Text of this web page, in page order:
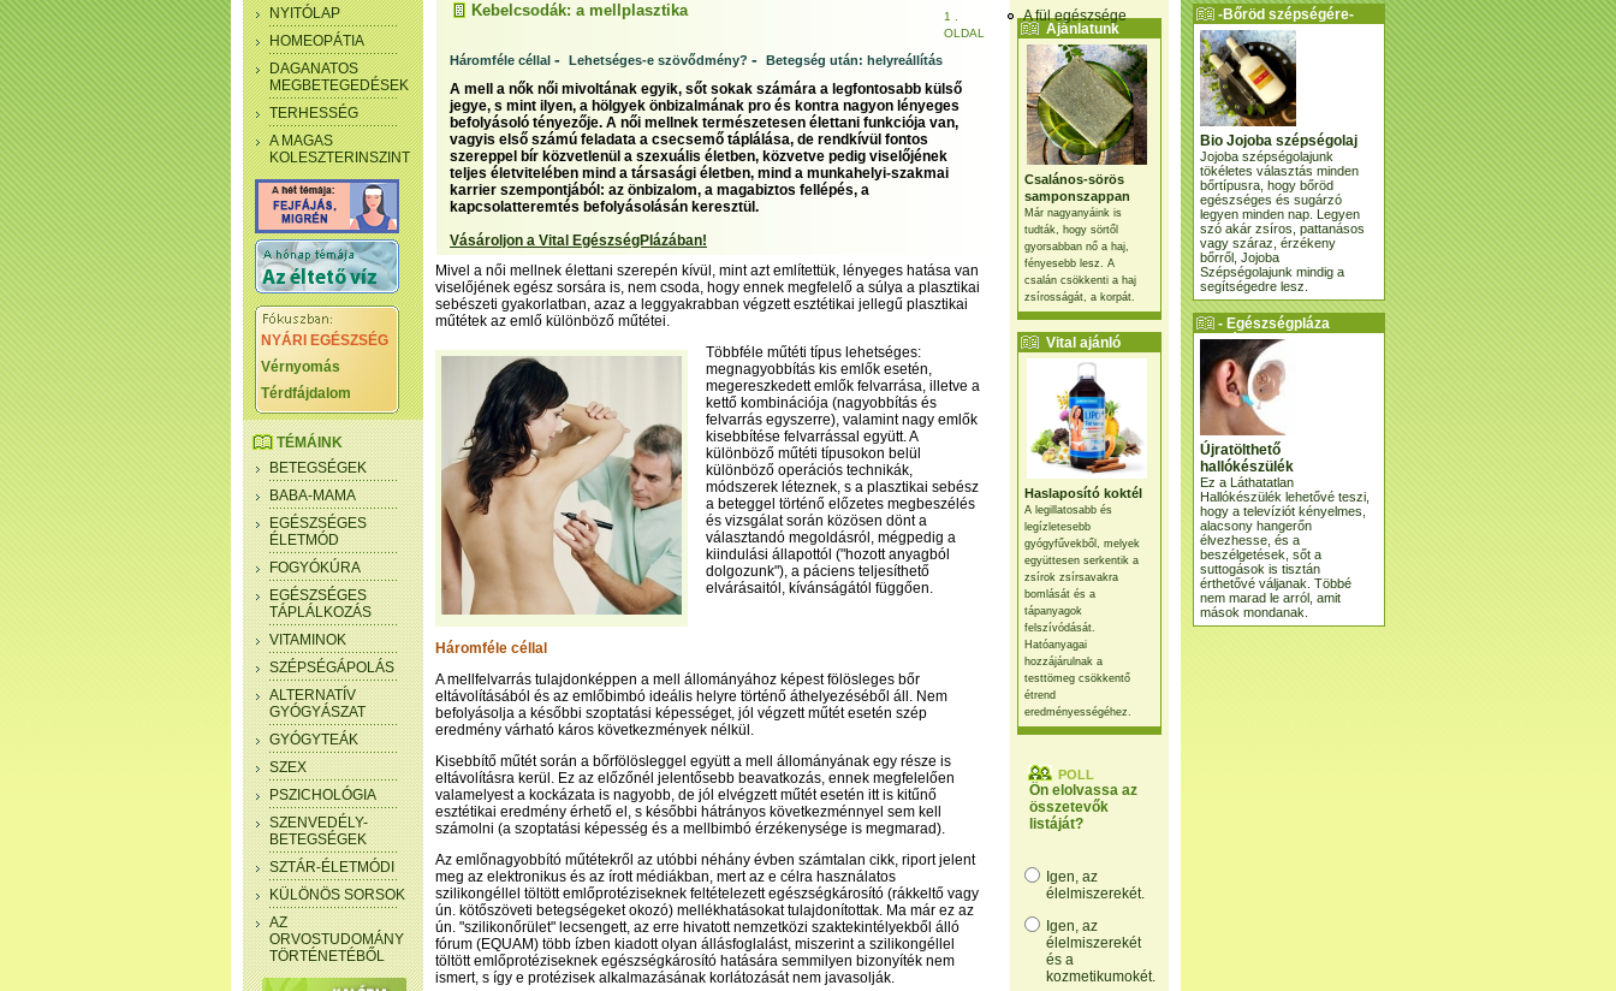
A fül egészsége
Ajánlatunk
Csalános-sörös
samponszappan
Már nagyanyáink is
tudták, hogy sörtől
gyorsabban nő a haj,
fényesebb lesz. A
csalán csökkenti a haj
zsírosságát, a korpát.
Vital ajánló
Haslaposító koktél
A legillatosabb és
legízletesebb
gyógyfűvekből, melyek
együttesen serkentik a
zsírok zsírsavakra
bomlását és a
tápanyagok
felszívódását.
Hatóanyagai
hozzájárulnak a
testtömeg csökkentő
étrend
eredményességéhez.
POLL
Ön elolvassa az
összetevők
listáját?
Igen, az
élelmiszerekét.
Igen, az
élelmiszerekét
és a
kozmetikumokét.
NYITÓLAP
HOMEOPÁTIA
DAGANATOS
MEGBETEGEDÉSEK
TERHESSÉG
A MAGAS
KOLESZTERINSZINT
NYÁRI EGÉSZSÉG
Vérnyomás
Térdfájdalom
TÉMÁINK
BETEGSÉGEK
BABA-MAMA
EGÉSZSÉGES
ÉLETMÓD
FOGYÓKÚRA
EGÉSZSÉGES
TÁPLÁLKOZÁS
VITAMINOK
SZÉPSÉGÁPOLÁS
ALTERNATÍV
GYÓGYÁSZAT
GYÓGYTEÁK
SZEX
PSZICHOLÓGIA
SZENVEDÉLY-
BETEGSÉGEK
SZTÁR-ÉLETMÓDI
KÜLÖNÖS SORSOK
AZ
ORVOSTUDOMÁNY
TÖRTÉNETÉBŐL
Kebelcsodák: a mellplasztika
1 .
OLDAL
Háromféle céllal - Lehetséges-e szövődmény? - Betegség után: helyreállítás
A mell a nők női mivoltának egyik, sőt sokak számára a legfontosabb külső
jegye, s mint ilyen, a hölgyek önbizalmának pro és kontra nagyon lényeges
befolyásoló tényezője. A női mellnek természetesen élettani funkciója van,
vagyis első számú feladata a csecsemő táplálása, de rendkívül fontos
szereppel bír közvetlenül a szexuális életben, közvetve pedig viselőjének
teljes életvitelében mind a társasági életben, mind a munkahelyi-szakmai
karrier szempontjából: az önbizalom, a magabiztos fellépés, a
kapcsolatteremtés befolyásolásán keresztül.
Vásároljon a Vital EgészségPlázában!
Mivel a női mellnek élettani szerepén kívül, mint azt említettük, lényeges hatása van
viselőjének egész sorsára is, nem csoda, hogy ennek megfelelő a súlya a plasztikai
sebészeti gyakorlatban, azaz a leggyakrabban végzett esztétikai jellegű plasztikai
műtétek az emlő különböző műtétei.
Többféle műtéti típus lehetséges:
megnagyobbítás kis emlők esetén,
megereszkedett emlők felvarrása, illetve a
kettő kombinációja (nagyobbítás és
felvarrás egyszerre), valamint nagy emlők
kisebbítése felvarrással együtt. A
különböző műtéti típusokon belül
különböző operációs technikák,
módszerek léteznek, s a plasztikai sebész
a beteggel történő előzetes megbeszélés
és vizsgálat során közösen dönt a
választandó megoldásról, mégpedig a
kiindulási állapottól ("hozott anyagból
dolgozunk"), a páciens teljesíthető
elvárásaitól, kívánságától függően.
Háromféle céllal
A mellfelvarrás tulajdonképpen a mell állományához képest fölösleges bőr
eltávolításából és az emlőbimbó ideális helyre történő áthelyezéséből áll. Nem
befolyásolja a későbbi szoptatási képességet, jól végzett műtét esetén szép
eredmény várható káros következmények nélkül.
Kisebbítő műtét során a bőrfölösleggel együtt a mell állományának egy része is
eltávolításra kerül. Ez az előzőnél jelentősebb beavatkozás, ennek megfelelően
valamelyest a kockázata is nagyobb, de jól elvégzett műtét esetén itt is kitűnő
esztétikai eredmény érhető el, s későbbi hátrányos következménnyel sem kell
számolni (a szoptatási képesség és a mellbimbó érzékenysége is megmarad).
Az emlőnagyobbító műtétekről az utóbbi néhány évben számtalan cikk, riport jelent
meg az elektronikus és az írott médiákban, mert az e célra használatos
szilikongéllel töltött emlőprotéziseknek feltételezett egészségkárosító (rákkeltő vagy
ún. kötőszöveti betegségeket okozó) mellékhatásokat tulajdonítottak. Ma már ez az
ún. "szilikonőrület" lecsengett, az erre hivatott nemzetközi szaktekintélyekből álló
fórum (EQUAM) több ízben kiadott olyan állásfoglalást, miszerint a szilikongéllel
töltött emlőprotéziseknek egészségkárosító hatására semmilyen bizonyíték nem
ismert, s így e protézisek alkalmazásának korlátozását nem javasolják.
-Bőröd szépségére-
Bio Jojoba szépségolaj
Jojoba szépségolajunk
tökéletes választás minden
bőrtípusra, hogy bőröd
egészséges és sugárzó
legyen minden nap. Legyen
szó akár zsíros, pattanásos
vagy száraz, érzékeny
bőrről, Jojoba
Szépségolajunk mindig a
segítségedre lesz.
- Egészségpláza
ajánlatunk -
Újratölthető
hallókészülék
Ez a Láthatatlan
Hallókészülék lehetővé teszi,
hogy a televíziót kényelmes,
alacsony hangerőn
élvezhesse, és a
beszélgetések, sőt a
suttogások is tisztán
érthetővé váljanak. Többé
nem marad le arról, amit
mások mondanak.